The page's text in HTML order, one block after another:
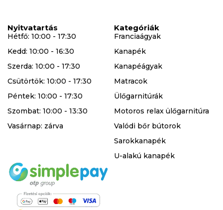
Nyitvatartás
Hétfő: 10:00 - 17:30
Kedd: 10:00 - 16:30
Szerda: 10:00 - 17:30
Csütörtök: 10:00 - 17:30
Péntek: 10:00 - 17:30
Szombat: 10:00 - 13:30
Vasárnap: zárva
Kategóriák
Franciaágyak
Kanapék
Kanapéágyak
Matracok
Ülőgarnitúrák
Motoros relax ülőgarnitúra
Valódi bőr bútorok
Sarokkanapék
U-alakú kanapék